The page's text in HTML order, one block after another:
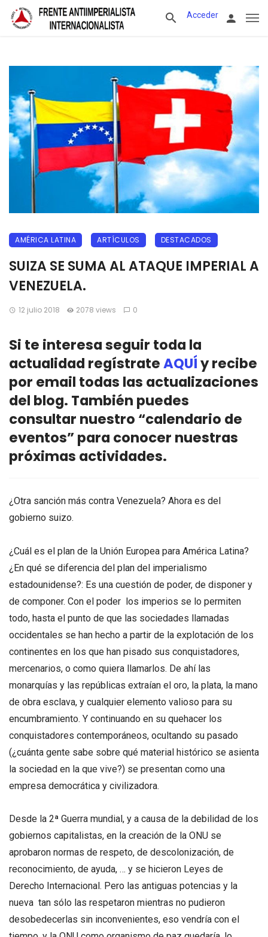
Acceder
AMÉRICA LATINA ARTÍCULOS DESTACADOS
SUIZA SE SUMA AL ATAQUE IMPERIAL A
VENEZUELA.
12 julio 2018 2078 views 0
Si te interesa seguir toda la
actualidad regístrateAQUÍy recibe
por email todas las actualizaciones
del blog. También puedes
consultar nuestro “calendario de
eventos” para conocer nuestras
próximas actividades.
¿Otra sanción más contra Venezuela? Ahora es del
gobierno suizo.
¿Cuál es el plan de la Unión Europea para América Latina?
¿En qué se diferencia del plan del imperialismo
estadounidense?: Es una cuestión de poder, de disponer y
de componer. Con el poder los imperios se lo permiten
todo, hasta el punto de que las sociedades llamadas
occidentales se han hecho a partir de la explotación de los
continentes en los que han pisado sus conquistadores,
mercenarios, o como quiera llamarlos. De ahí las
monarquías y las repúblicas extraían el oro, la plata, la mano
de obra esclava, y cualquier elemento valioso para su
encumbramiento. Y continuando en su quehacer los
conquistadores contemporáneos, ocultando su pasado
(¿cuánta gente sabe sobre qué material histórico se asienta
la sociedad en la que vive?) se presentan como una
empresa democrática y civilizadora.
Desde la 2ª Guerra mundial, y a causa de la debilidad de los
gobiernos capitalistas, en la creación de la ONU se
aprobaron normas de respeto, de descolonización, de
reconocimiento, de ayuda, … y se hicieron Leyes de
Derecho Internacional. Pero las antiguas potencias y la
nueva tan sólo las respetaron mientras no pudieron
desobedecerlas sin inconvenientes, eso vendría con el